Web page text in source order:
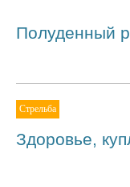
Полуденный
Стрельба
Здоровье,